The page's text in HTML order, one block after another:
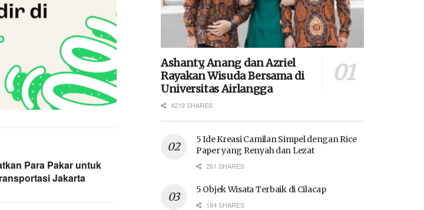
Para Pakar untuk
Jakarta
Ashanty, Anang dan Azriel
Rayakan Wisuda Bersama di
Universitas Airlangga
4219 SHARES
5 Ide Kreasi Camilan Simpel dengan Rice
Paper yang Renyah dan Lezat
261 SHARES
5 Objek Wisata Terbaik di Cilacap
184 SHARES